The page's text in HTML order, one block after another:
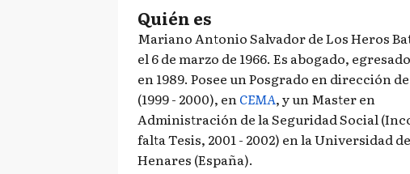
Quién es
Mariano Antonio Salvador de Los Heros
el 6 de marzo de 1966. Es abogado,
en 1989. Posee un Posgrado en dirección
(1999 - 2000), enCEMA, y un Master en
Administración de la Seguridad Social
falta Tesis, 2001 - 2002) en la Universidad
Henares (España).